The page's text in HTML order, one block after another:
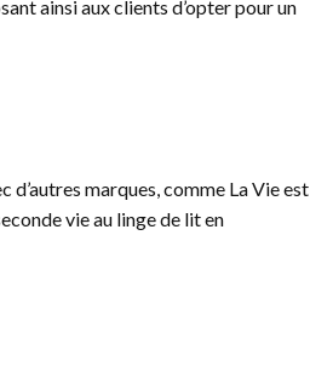
ainsi aux clients d’opter pour un
d’autres marques, comme La Vie est
vie au linge de lit en